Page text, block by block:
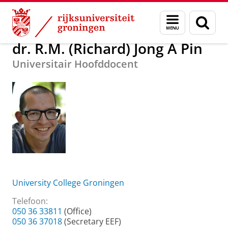
Skip
Content
Skip
Navigation
Menu
en
zoeken
Over ons dr. R.M. (Richard) Jong A Pin
dr. R.M. (Richard) Jong A Pin
Universitair Hoofddocent
University College Groningen
Telefoon:
050 36 33811 (Office)
050 36 37018(Secretary EEF)